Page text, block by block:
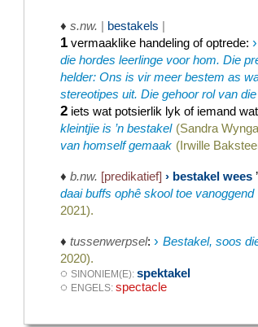
♦s.nw. bestakels
1 vermaaklike handeling of optrede:›
die hordes leerlinge voor hom. Die
helder: Ons is vir meer bestem as
stereotipes uit. Die gehoor rol van
2 iets wat potsierlik lyk of iemand
kleintjie is ’n bestakel (Sandra
van homself gemaak (Irwille
♦b.nw. [predikatief] › bestakel wees
daai buffs ophê skool toe vanoggend
2021).
♦tussenwerpsel:› Bestakel, soos
2020).
◌SINONIEM(E):spektakel
◌ ENGELS:spectacle